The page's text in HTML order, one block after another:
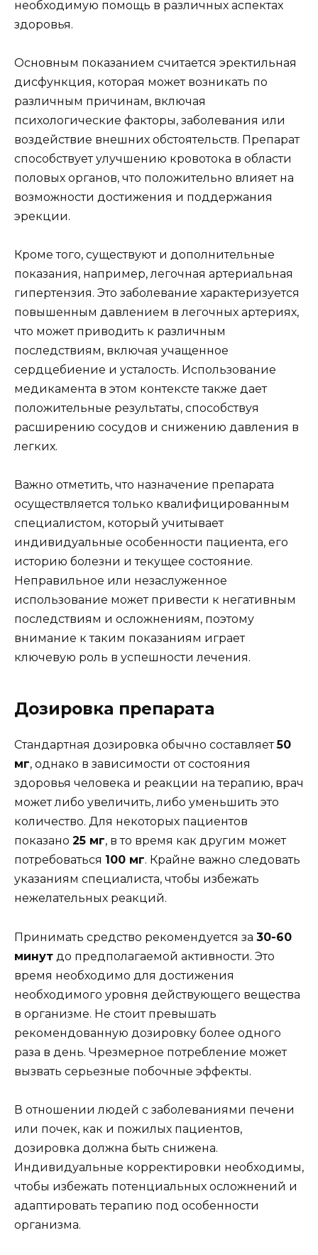
необходимую помощь в различных аспектах
здоровья.
Основным показанием считается эректильная
дисфункция, которая может возникать по
различным причинам, включая
психологические факторы, заболевания или
воздействие внешних обстоятельств. Препарат
способствует улучшению кровотока в области
половых органов, что положительно влияет на
возможности достижения и поддержания
эрекции.
Кроме того, существуют и дополнительные
показания, например, легочная артериальная
гипертензия. Это заболевание характеризуется
повышенным давлением в легочных артериях,
что может приводить к различным
последствиям, включая учащенное
сердцебиение и усталость. Использование
медикамента в этом контексте также дает
положительные результаты, способствуя
расширению сосудов и снижению давления в
легких.
Важно отметить, что назначение препарата
осуществляется только квалифицированным
специалистом, который учитывает
индивидуальные особенности пациента, его
историю болезни и текущее состояние.
Неправильное или незаслуженное
использование может привести к негативным
последствиям и осложнениям, поэтому
внимание к таким показаниям играет
ключевую роль в успешности лечения.
Дозировка препарата
Стандартная дозировка обычно составляет50
мг, однако в зависимости от состояния
здоровья человека и реакции на терапию, врач
может либо увеличить, либо уменьшить это
количество. Для некоторых пациентов
показано 25 мг, в то время как другим может
потребоваться 100 мг. Крайне важно следовать
указаниям специалиста, чтобы избежать
нежелательных реакций.
Принимать средство рекомендуется за 30-60
минут до предполагаемой активности. Это
время необходимо для достижения
необходимого уровня действующего вещества
в организме. Не стоит превышать
рекомендованную дозировку более одного
раза в день. Чрезмерное потребление может
вызвать серьезные побочные эффекты.
В отношении людей с заболеваниями печени
или почек, как и пожилых пациентов,
дозировка должна быть снижена.
Индивидуальные корректировки необходимы,
чтобы избежать потенциальных осложнений и
адаптировать терапию под особенности
организма.